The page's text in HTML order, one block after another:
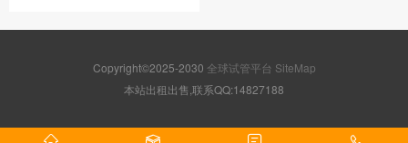
Copyright©2025-2030 全球试管平台 SiteMap
本站出租出售,联系QQ:14827188